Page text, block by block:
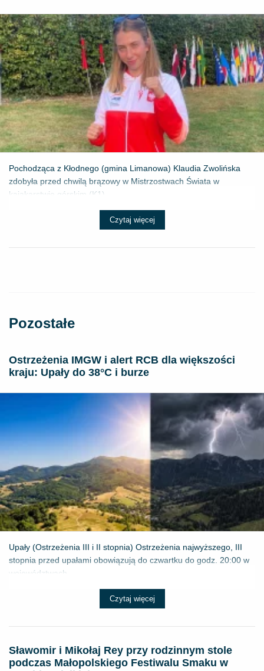
Pochodząca z Kłodnego (gmina Limanowa) Klaudia Zwolińska
zdobyła przed chwilą brązowy w Mistrzostwach Świata w
kajakarstwie górskim (K1) ...
Czytaj więcej
Pozostałe
Ostrzeżenia IMGW i alert RCB dla większości
kraju: Upały do 38°C i burze
Upały (Ostrzeżenia III i II stopnia) Ostrzeżenia najwyższego, III
stopnia przed upałami obowiązują do czwartku do godz. 20:00 w
województwach...
Czytaj więcej
Sławomir i Mikołaj Rey przy rodzinnym stole
podczas Małopolskiego Festiwalu Smaku w